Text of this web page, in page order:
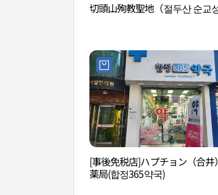
切頭山殉教聖地（절두산 순교성
[事後免税店]ハプチョン（合井
薬局(합정365약국)